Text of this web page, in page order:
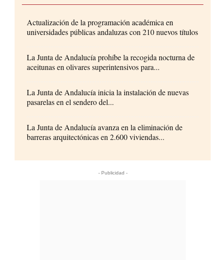
Actualización de la programación académica en
universidades públicas andaluzas con 210 nuevos títulos
La Junta de Andalucía prohíbe la recogida nocturna de
aceitunas en olivares superintensivos para...
La Junta de Andalucía inicia la instalación de nuevas
pasarelas en el sendero del...
La Junta de Andalucía avanza en la eliminación de
barreras arquitectónicas en 2.600 viviendas...
- Publicidad -